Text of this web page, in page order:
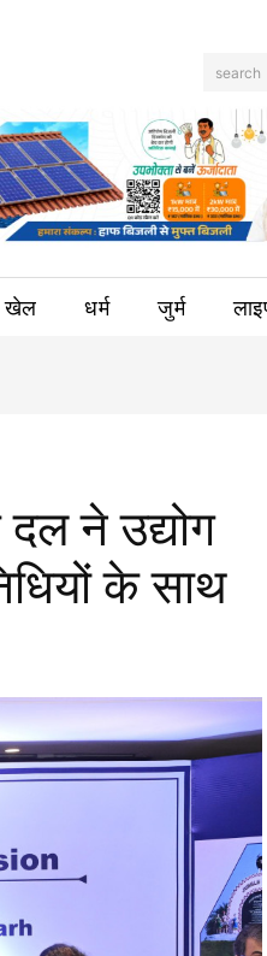
search
खेल धर्म जुर्म
ने उद्योग
के साथ